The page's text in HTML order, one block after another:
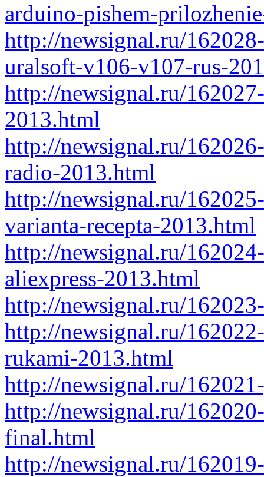
arduino-pishem-
http://newsignal.ru/
uralsoft-v106-v107-rus-
http://newsignal.ru/
2013.html
http://newsignal.ru/
radio-2013.html
http://newsignal.ru/
varianta-recepta-2013.html
http://newsignal.ru/
aliexpress-2013.html
http://newsignal.ru/
http://newsignal.ru/
rukami-2013.html
http://newsignal.ru/
http://newsignal.ru/
final.html
http://newsignal.ru/